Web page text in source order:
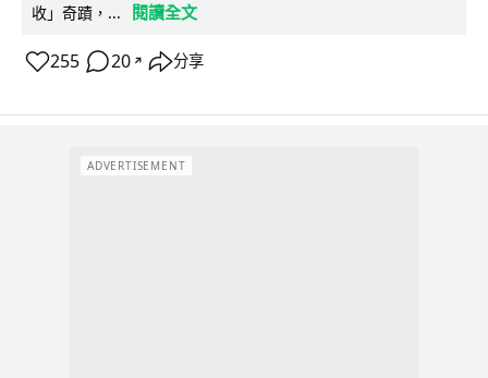
收」奇蹟，...
閱讀全文
255 20 ↗ 分享
ADVERTISEMENT